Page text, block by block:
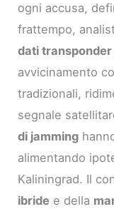
ogni accusa,
frattempo,
dati
avvicinamento
tradizionali,
segnale
di jamming
alimentando
Kaliningrad. Il
ibride e della